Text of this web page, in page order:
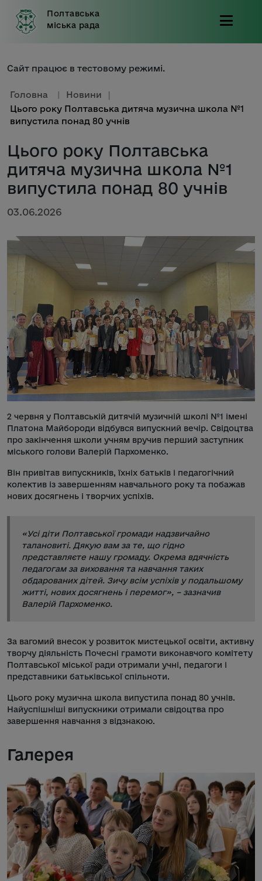
Полтавська
міська рада
Сайт працює в тестовому режимі.
Головна | Новини |
Цього року Полтавська дитяча музична школа №1
випустила понад 80 учнів
Цього року Полтавська
дитяча музична школа №1
випустила понад 80 учнів
03.06.2026
2 червня у Полтавській дитячій музичній школі №1 імені
Платона Майбороди відбувся випускний вечір. Свідоцтва
про закінчення школи учням вручив перший заступник
міського голови Валерій Пархоменко.
Він привітав випускників, їхніх батьків і педагогічний
колектив із завершенням навчального року та побажав
нових досягнень і творчих успіхів.
«Усі діти Полтавської громади надзвичайно
талановиті. Дякую вам за те, що гідно
представляєте нашу громаду. Окрема вдячність
педагогам за виховання та навчання таких
обдарованих дітей. Зичу всім успіхів у подальшому
житті, нових досягнень і перемог», – зазначив
Валерій Пархоменко.
За вагомий внесок у розвиток мистецької освіти, активну
творчу діяльність Почесні грамоти виконавчого комітету
Полтавської міської ради отримали учні, педагоги і
представники батьківської спільноти.
Цього року музична школа випустила понад 80 учнів.
Найуспішніші випускники отримали свідоцтва про
завершення навчання з відзнакою.
Галерея